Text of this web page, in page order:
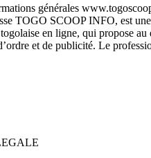
générales
TOGO SCOOP INFO, est
en ligne, qui propose au
et de publicité. Le